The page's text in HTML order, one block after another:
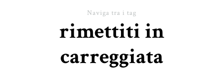
Naviga tra i tag
rimettiti in
carreggiata